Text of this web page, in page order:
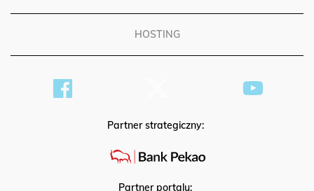
HOSTING
Partner strategiczny:
Partner portalu: